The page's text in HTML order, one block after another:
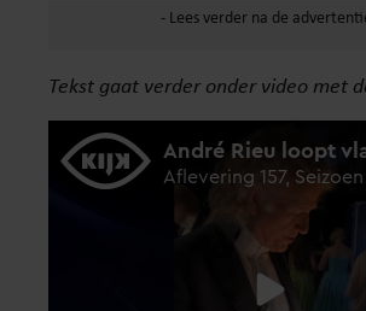
Tekst gaat verder onder video met